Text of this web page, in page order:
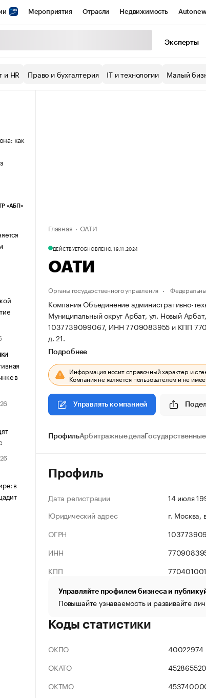
Мероприятия Отрасли Недвижимость
СПб Спецпроекты
Эксперты
HR Право и бухгалтерия IT и технологии Малый
как
«АБП»
в
в
Главная ОАТИ
ДЕЙСТВУЕТОБНОВЛЕНО, 19.11.2024
ОАТИ
Органы государственного управления
Компания Объединение административно-
Муниципальный округ Арбат, ул. Новый
1037739099067, ИНН 7709083955 и КПП
д. 21.
Подробнее
Информация носит справочный характер и
Компания не является пользователем и не
Управлять компанией
ПрофильАрбитражные дела
Профиль
Дата регистрации
14 июля
Юридический адрес
г. Москва,
ОГРН
ИНН
КПП
770401001
Управляйте профилем бизнеса и
Повышайте узнаваемость и развивайте
Коды статистики
ОКПО
40022974
ОКАТО
ОКТМО